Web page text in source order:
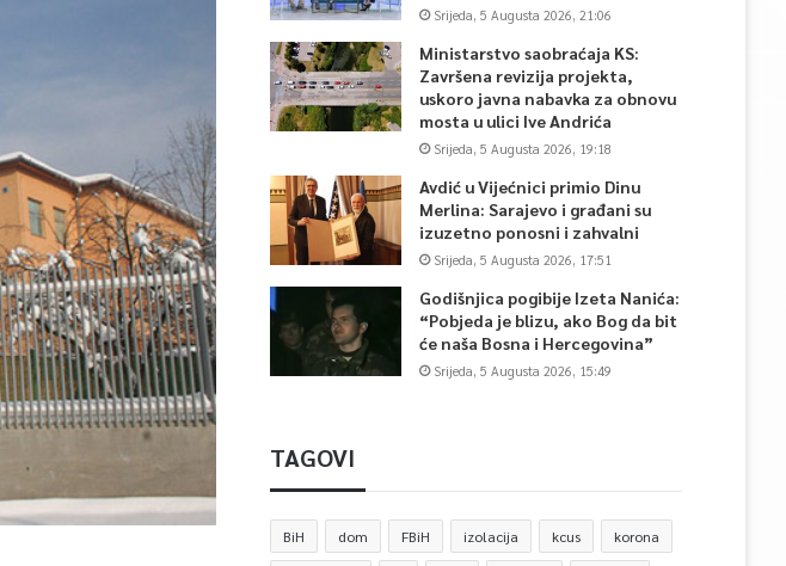
Srijeda, 5 Augusta 2026, 21:06
Ministarstvo saobraćaja KS:
Završena revizija projekta,
uskoro javna nabavka za obnovu
mosta u ulici Ive Andrića
Srijeda, 5 Augusta 2026, 19:18
Avdić u Vijećnici primio Dinu
Merlina: Sarajevo i građani su
izuzetno ponosni i zahvalni
Srijeda, 5 Augusta 2026, 17:51
Godišnjica pogibije Izeta Nanića:
“Pobjeda je blizu, ako Bog da bit
će naša Bosna i Hercegovina”
Srijeda, 5 Augusta 2026, 15:49
TAGOVI
BiH dom FBiH izolacija kcus korona